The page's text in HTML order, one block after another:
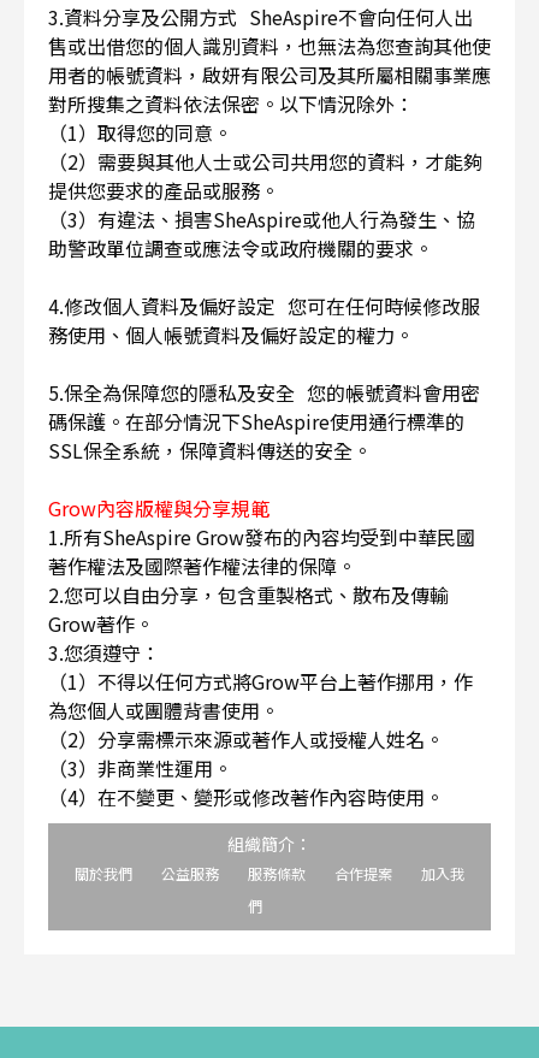
3.資料分享及公開方式 SheAspire不會向任何人出
售或出借您的個人識別資料，也無法為您查詢其他使
用者的帳號資料，啟妍有限公司及其所屬相關事業應
對所搜集之資料依法保密。以下情況除外：
（1）取得您的同意。
（2）需要與其他人士或公司共用您的資料，才能夠
提供您要求的產品或服務。
（3）有違法、損害SheAspire或他人行為發生、協
助警政單位調查或應法令或政府機關的要求。
4.修改個人資料及偏好設定 您可在任何時候修改服
務使用、個人帳號資料及偏好設定的權力。
5.保全為保障您的隱私及安全 您的帳號資料會用密
碼保護。在部分情況下SheAspire使用通行標準的
SSL保全系統，保障資料傳送的安全。
Grow內容版權與分享規範
1.所有SheAspire Grow發布的內容均受到中華民國
著作權法及國際著作權法律的保障。
2.您可以自由分享，包含重製格式、散布及傳輸
Grow著作。
3.您須遵守：
（1）不得以任何方式將Grow平台上著作挪用，作
為您個人或團體背書使用。
（2）分享需標示來源或著作人或授權人姓名。
（3）非商業性運用。
（4）在不變更、變形或修改著作內容時使用。
組織簡介：
關於我們 公益服務 服務條款 合作提案
加入我
們